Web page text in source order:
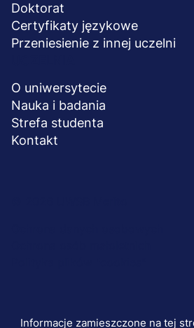
Doktorat
Certyfikaty językowe
Przeniesienie z innej uczelni
O uniwersytecie
Nauka i badania
Strefa studenta
Kontakt
Informacje zamieszczone na tej